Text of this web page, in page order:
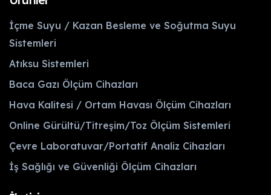
İçme Suyu / Kazan Besleme ve Soğutma Suyu
Sistemleri
Atıksu Sistemleri
Baca Gazı Ölçüm Cihazları
Hava Kalitesi / Ortam Havası Ölçüm Cihazları
Online Gürültü/Titreşim/Toz Ölçüm Sistemleri
Çevre Laboratuvar/Portatif Analiz Cihazları
İş Sağlığı ve Güvenliği Ölçüm Cihazları